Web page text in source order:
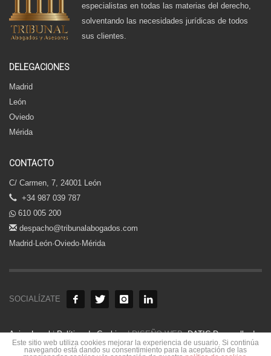
especialistas en todas las materias del derecho,
solventando las necesidades jurídicas de todos
sus clientes.
DELEGACIONES
Madrid
León
Oviedo
Mérida
CONTACTO
C/ Carmen, 7, 24001 León
+34 987 039 787
610 005 200
despacho@tribunalabogados.com
Madrid·León·Oviedo·Mérida
SOCIALÍZATE
Aviso Legal|Política de Cookies| DISEÑO WEB:DATIC Desarrollo de
Aplicaciones.
Este sitio web utiliza cookies mejorar la experiencia de usuario. Si continúa
navegando está dando su consentimiento para la aceptación de las